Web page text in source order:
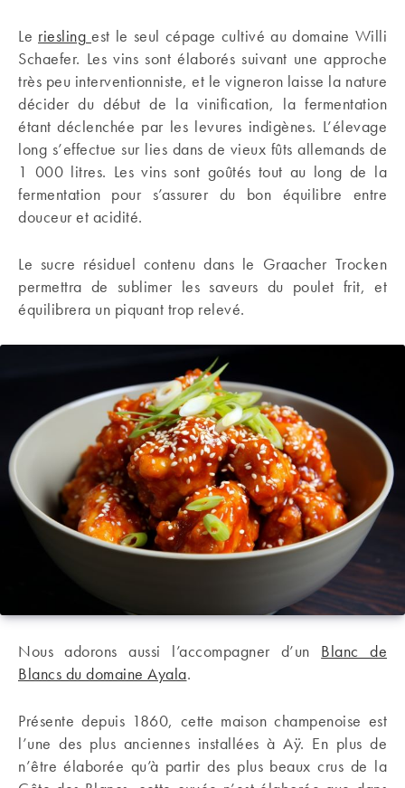
Le riesling est le seul cépage cultivé au domaine Willi
Schaefer. Les vins sont élaborés suivant une approche
très peu interventionniste, et le vigneron laisse la nature
décider du début de la vinification, la fermentation
étant déclenchée par les levures indigènes. L’élevage
long s’effectue sur lies dans de vieux fûts allemands de
1 000 litres. Les vins sont goûtés tout au long de la
fermentation pour s’assurer du bon équilibre entre
douceur et acidité.
Le sucre résiduel contenu dans le Graacher Trocken
permettra de sublimer les saveurs du poulet frit, et
équilibrera un piquant trop relevé.
Nous adorons aussi l’accompagner d’un Blanc de
Blancs du domaine Ayala.
Présente depuis 1860, cette maison champenoise est
l’une des plus anciennes installées à Aÿ. En plus de
n’être élaborée qu’à partir des plus beaux crus de la